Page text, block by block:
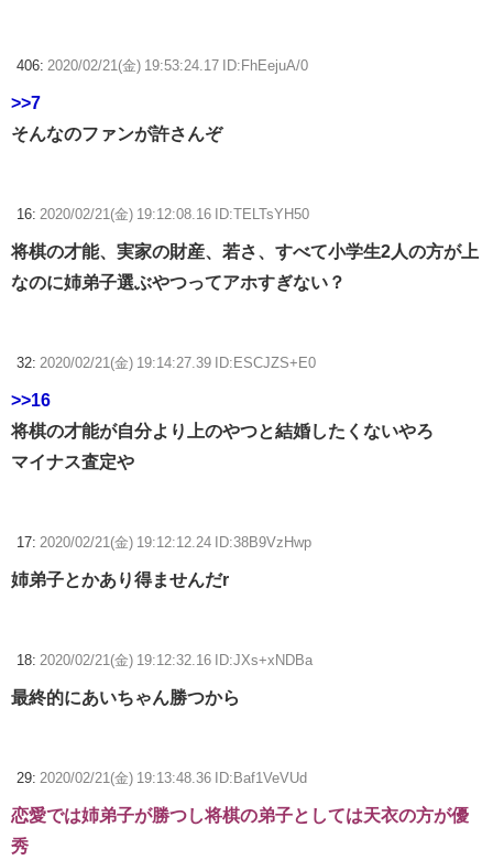
406: 2020/02/21(金) 19:53:24.17 ID:FhEejuA/0
>>7
そんなのファンが許さんぞ
16: 2020/02/21(金) 19:12:08.16 ID:TELTsYH50
将棋の才能、実家の財産、若さ、すべて小学生2人の方が上
なのに姉弟子選ぶやつってアホすぎない？
32: 2020/02/21(金) 19:14:27.39 ID:ESCJZS+E0
>>16
将棋の才能が自分より上のやつと結婚したくないやろ
マイナス査定や
17: 2020/02/21(金) 19:12:12.24 ID:38B9VzHwp
姉弟子とかあり得ませんだr
18: 2020/02/21(金) 19:12:32.16 ID:JXs+xNDBa
最終的にあいちゃん勝つから
29: 2020/02/21(金) 19:13:48.36 ID:Baf1VeVUd
恋愛では姉弟子が勝つし将棋の弟子としては天衣の方が優
秀